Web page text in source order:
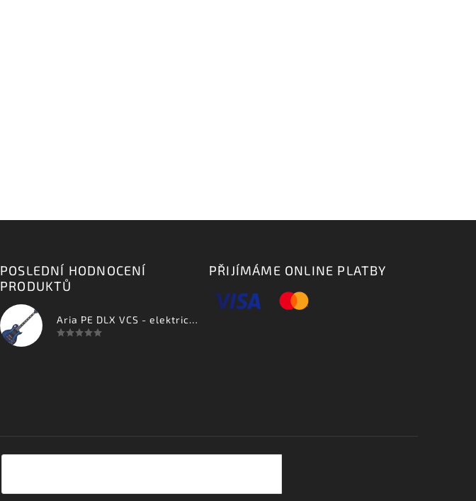
POSLEDNÍ HODNOCENÍ
PRODUKTŮ
Aria PE DLX VCS - elektrická kytara-zboží bylo vystaveno na prodejně
PŘIJÍMÁME ONLINE PLATBY